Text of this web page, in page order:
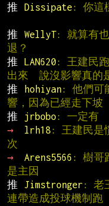
推
Dissipate : 你這
推
WellyT: 就算有也
退？
推
LAN620 : 王建民
出來  說沒影響真的
推
hohiyan: 他們可
響，因為已經走下坡
推
jrbobo : 一定有
→
lrh18 : 王建民是
次
→
Arens5566 : 樹哥
是主因
推
Jimstronger : 老
連帶造成投球機制跑